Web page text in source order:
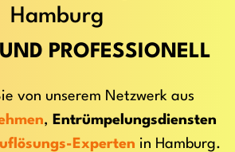
Hamburg
PROFESSIONELL
von unserem Netzwerk aus
, Entrümpelungsdiensten
Experten in Hamburg.